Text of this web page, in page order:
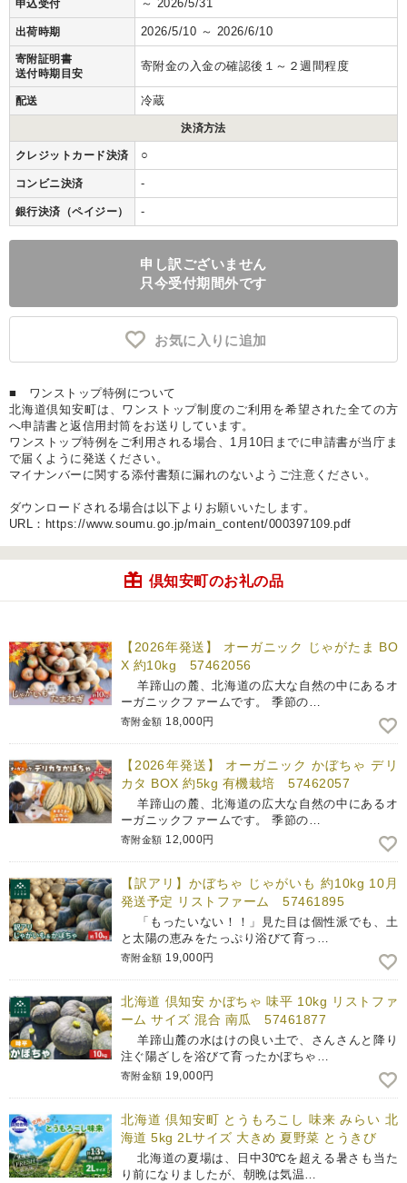
申込受付 ～ 2026/5/31
出荷時期 2026/5/10 ～ 2026/6/10
寄附証明書
送付時期目安
寄附金の入金の確認後１～２週間程度
配送 冷蔵
決済方法
クレジットカード決済 ○
コンビニ決済 -
銀行決済（ペイジー） -
申し訳ございません
只今受付期間外です
お気に入りに追加
■ ワンストップ特例について
北海道倶知安町は、ワンストップ制度のご利用を希望された全ての方
へ申請書と返信用封筒をお送りしています。
ワンストップ特例をご利用される場合、1月10日までに申請書が当庁ま
で届くように発送ください。
マイナンバーに関する添付書類に漏れのないようご注意ください。
ダウンロードされる場合は以下よりお願いいたします。
URL：https://www.soumu.go.jp/main_content/000397109.pdf
倶知安町のお礼の品
【2026年発送】 オーガニック じゃがたま BO
X 約10kg 57462056
羊蹄山の麓、北海道の広大な自然の中にあるオ
ーガニックファームです。 季節の…
寄附金額 18,000円
【2026年発送】 オーガニック かぼちゃ デリ
カタ BOX 約5kg 有機栽培 57462057
羊蹄山の麓、北海道の広大な自然の中にあるオ
ーガニックファームです。 季節の…
寄附金額 12,000円
【訳アリ】かぼちゃ じゃがいも 約10kg 10月
発送予定 リストファーム 57461895
「もったいない！！」見た目は個性派でも、土
と太陽の恵みをたっぷり浴びて育っ…
寄附金額 19,000円
北海道 倶知安 かぼちゃ 味平 10kg リストファ
ーム サイズ 混合 南瓜 57461877
羊蹄山麓の水はけの良い土で、さんさんと降り
注ぐ陽ざしを浴びて育ったかぼちゃ…
寄附金額 19,000円
北海道 倶知安町 とうもろこし 味来 みらい 北
海道 5kg 2Lサイズ 大きめ 夏野菜 とうきび
北海道の夏場は、日中30℃を超える暑さも当た
り前になりましたが、朝晩は気温…